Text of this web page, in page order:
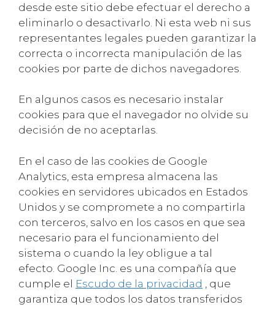
desde este sitio debe efectuar el derecho a
eliminarlo o desactivarlo. Ni esta web ni sus
representantes legales pueden garantizar la
correcta o incorrecta manipulación de las
cookies por parte de dichos navegadores.
En algunos casos es necesario instalar
cookies para que el navegador no olvide su
decisión de no aceptarlas.
En el caso de las cookies de Google
Analytics, esta empresa almacena las
cookies en servidores ubicados en Estados
Unidos y se compromete a no compartirla
con terceros, salvo en los casos en que sea
necesario para el funcionamiento del
sistema o cuando la ley obligue a tal
efecto. Google Inc. es una compañía que
cumple el Escudo de la privacidad , que
garantiza que todos los datos transferidos